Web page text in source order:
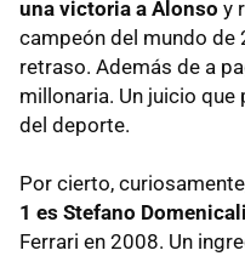
una victoria a Alonso y
campeón del mundo de
retraso. Además de a
millonaria. Un juicio
del deporte.
Por cierto,
1 es Stefano
Ferrari en 2008. Un